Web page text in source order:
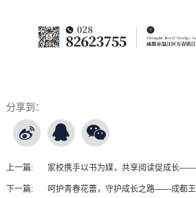
分享到：
上一篇: 家校携手以书为媒，共享阅读促成长——
下一篇: 呵护青春花蕾，守护成长之路——成都